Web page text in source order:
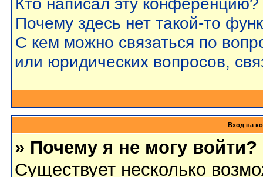
Почему здесь нет такой-то
С кем можно связаться по
или юридических вопросов,
Вход на
» Почему я не могу войти?
Существует несколько